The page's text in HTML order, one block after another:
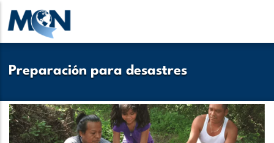
Pasar
contenido
Preparación para desastres